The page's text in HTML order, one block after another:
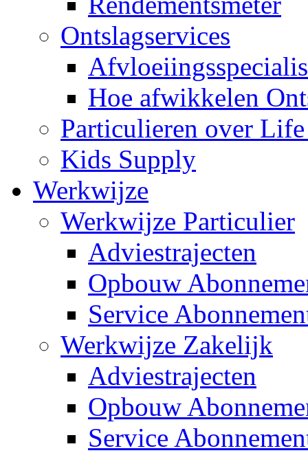
Ontslagservices
Hoe afwikkelen
Particulieren over
Kids Supply
Werkwijze
Werkwijze Particulier
Adviestrajecten
Opbouw
Service
Werkwijze Zakelijk
Adviestrajecten
Opbouw
Service